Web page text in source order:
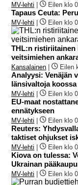
MV-lehti Eilen klo
Tapaus Ceuta:
MV-lehti Eilen klo
THL:n ristiriitainen
veitsimiehen
Kansalainen Eilen
Analyysi: Venäjän
länsivaltoja
MV-lehti Eilen klo
EU-maat
ennätykseen
MV-lehti Eilen klo
Reuters:
taktiset ohjukset
MV-lehti Eilen klo
Kiova on tulessa:
Ukrainan
MV-lehti Eilen klo